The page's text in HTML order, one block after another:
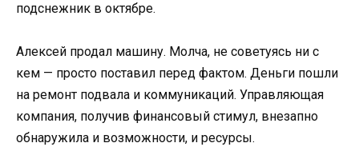
подснежник в октябре.
Алексей продал машину. Молча, не советуясь ни с
кем — просто поставил перед фактом. Деньги пошли
на ремонт подвала и коммуникаций. Управляющая
компания, получив финансовый стимул, внезапно
обнаружила и возможности, и ресурсы.